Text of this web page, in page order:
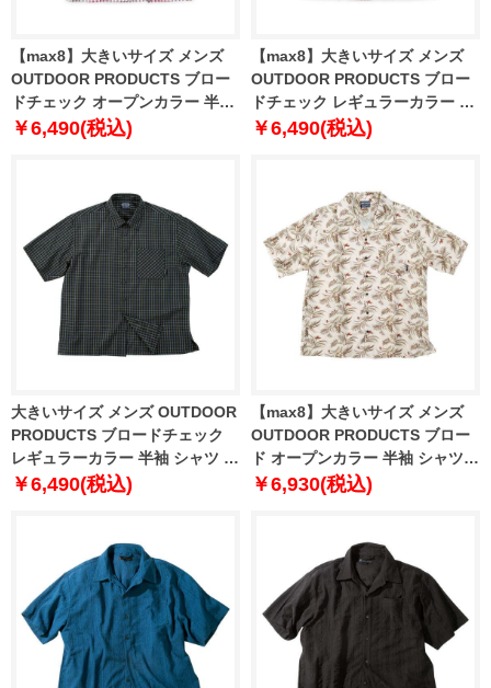
【max8】大きいサイズ メンズ
OUTDOOR PRODUCTS ブロー
ドチェック オープンカラー 半袖
シャツ レッド系 1257-5210-3 3L
￥6,490(税込)
【max8】大きいサイズ メンズ
OUTDOOR PRODUCTS ブロー
ドチェック レギュラーカラー 半
袖 シャツ アイボリー系 1257-
￥6,490(税込)
大きいサイズ メンズ OUTDOOR
PRODUCTS ブロードチェック
レギュラーカラー 半袖 シャツ ネ
イビー系 1257-5211-2 3L 4L 5L
￥6,490(税込)
【max8】大きいサイズ メンズ
OUTDOOR PRODUCTS ブロー
ド オープンカラー 半袖 シャツ
ベージュ系 1257-5212-1 3L 4L
￥6,930(税込)